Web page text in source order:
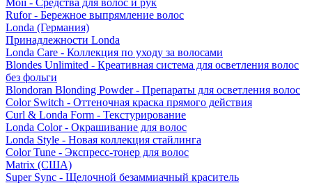
Moii - Средства для волос и рук
Rufor - Бережное выпрямление волос
Londa (Германия)
Принадлежности Londa
Londa Care - Коллекция по уходу за волосами
Blondes Unlimited - Креативная система для осветления волос
без фольги
Blondoran Blonding Powder - Препараты для осветления волос
Color Switch - Оттеночная краска прямого действия
Curl & Londa Form - Текстурирование
Londa Color - Окрашивание для волос
Londa Style - Новая коллекция стайлинга
Color Tune - Экспресс-тонер для волос
Matrix (США)
Super Sync - Щелочной безаммиачный краситель